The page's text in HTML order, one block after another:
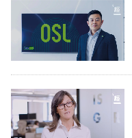
職
場
生
時
事